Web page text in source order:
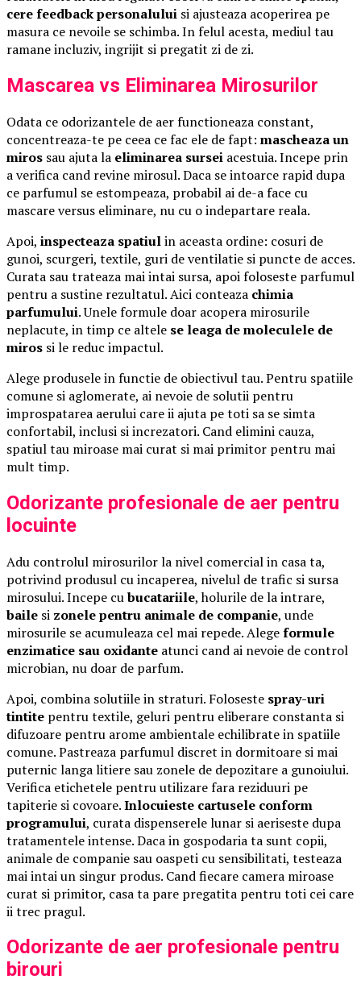
cere feedback personalului si ajusteaza acoperirea pe
masura ce nevoile se schimba. In felul acesta, mediul tau
ramane incluziv, ingrijit si pregatit zi de zi.
Mascarea vs Eliminarea Mirosurilor
Odata ce odorizantele de aer functioneaza constant,
concentreaza-te pe ceea ce fac ele de fapt: mascheaza un
miros sau ajuta la eliminarea sursei acestuia. Incepe prin
a verifica cand revine mirosul. Daca se intoarce rapid dupa
ce parfumul se estompeaza, probabil ai de-a face cu
mascare versus eliminare, nu cu o indepartare reala.
Apoi, inspecteaza spatiulin aceasta ordine: cosuri de
gunoi, scurgeri, textile, guri de ventilatie si puncte de acces.
Curata sau trateaza mai intai sursa, apoi foloseste parfumul
pentru a sustine rezultatul. Aici conteaza chimia
parfumului. Unele formule doar acopera mirosurile
neplacute, in timp ce altele se leaga de moleculele de
miros si le reduc impactul.
Alege produsele in functie de obiectivul tau. Pentru spatiile
comune si aglomerate, ai nevoie de solutii pentru
improspatarea aerului care ii ajuta pe toti sa se simta
confortabil, inclusi si increzatori. Cand elimini cauza,
spatiul tau miroase mai curat si mai primitor pentru mai
mult timp.
Odorizante profesionale de aer pentru
locuinte
Adu controlul mirosurilor la nivel comercial in casa ta,
potrivind produsul cu incaperea, nivelul de trafic si sursa
mirosului. Incepe cubucatariile, holurile de la intrare,
baile si zonele pentru animale de companie, unde
mirosurile se acumuleaza cel mai repede. Alegeformule
enzimatice sau oxidante atunci cand ai nevoie de control
microbian, nu doar de parfum.
Apoi, combina solutiile in straturi. Foloseste spray-uri
tintite pentru textile, geluri pentru eliberare constanta si
difuzoare pentru arome ambientale echilibrate in spatiile
comune. Pastreaza parfumul discret in dormitoare si mai
puternic langa litiere sau zonele de depozitare a gunoiului.
Verifica etichetele pentru utilizare fara reziduuri pe
tapiterie si covoare.Inlocuieste cartusele conform
programului, curata dispenserele lunar si aeriseste dupa
tratamentele intense. Daca in gospodaria ta sunt copii,
animale de companie sau oaspeti cu sensibilitati, testeaza
mai intai un singur produs. Cand fiecare camera miroase
curat si primitor, casa ta pare pregatita pentru toti cei care
ii trec pragul.
Odorizante de aer profesionale pentru
birouri